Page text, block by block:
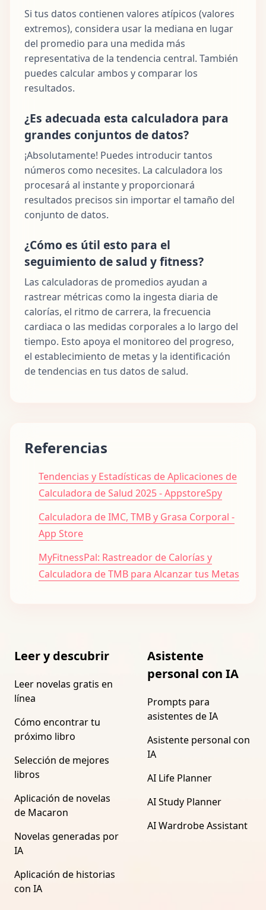
Si tus datos contienen valores atípicos (valores
extremos), considera usar la mediana en lugar
del promedio para una medida más
representativa de la tendencia central. También
puedes calcular ambos y comparar los
resultados.
¿Es adecuada esta calculadora para
grandes conjuntos de datos?
¡Absolutamente! Puedes introducir tantos
números como necesites. La calculadora los
procesará al instante y proporcionará
resultados precisos sin importar el tamaño del
conjunto de datos.
¿Cómo es útil esto para el
seguimiento de salud y fitness?
Las calculadoras de promedios ayudan a
rastrear métricas como la ingesta diaria de
calorías, el ritmo de carrera, la frecuencia
cardiaca o las medidas corporales a lo largo del
tiempo. Esto apoya el monitoreo del progreso,
el establecimiento de metas y la identificación
de tendencias en tus datos de salud.
Referencias
Tendencias y Estadísticas de Aplicaciones de
Calculadora de Salud 2025 - AppstoreSpy
Calculadora de IMC, TMB y Grasa Corporal -
App Store
MyFitnessPal: Rastreador de Calorías y
Calculadora de TMB para Alcanzar tus Metas
Leer y descubrir
Leer novelas gratis en
línea
Cómo encontrar tu
próximo libro
Selección de mejores
libros
Aplicación de novelas
de Macaron
Novelas generadas por
IA
Aplicación de historias
con IA
Asistente
personal con IA
Prompts para
asistentes de IA
Asistente personal con
IA
AI Life Planner
AI Study Planner
AI Wardrobe Assistant